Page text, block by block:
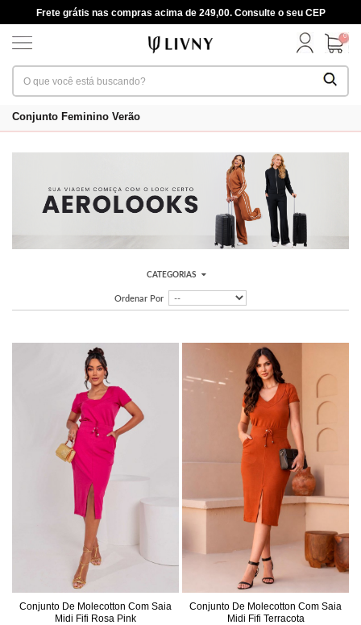
Frete grátis nas compras acima de 249,00. Consulte o seu CEP
0
Conjunto Feminino Verão
CATEGORIAS
Ordenar Por
Conjunto De Molecotton Com Saia
Midi Fifi Rosa Pink
Conjunto De Molecotton Com Saia
Midi Fifi Terracota